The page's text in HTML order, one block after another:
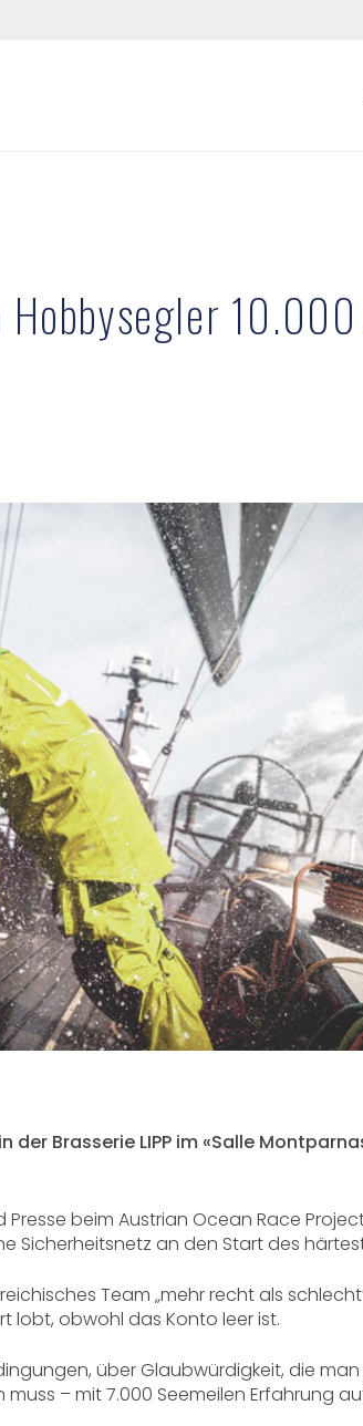
Hobbysegler
der Brasserie LIPP im «Salle
beim Austrian Ocean Race
Sicherheitsnetz an den Start des
Team „mehr recht als
lobt, obwohl das Konto leer ist.
über Glaubwürdigkeit, die
– mit 7.000 Seemeilen Erfahrung